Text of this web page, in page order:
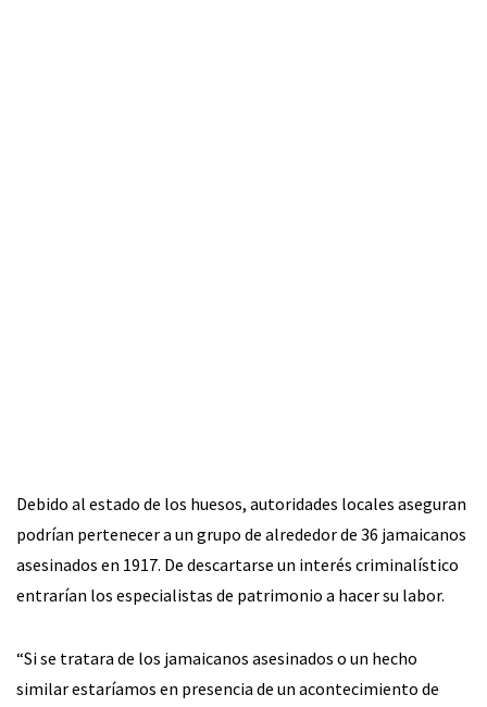
Debido al estado de los huesos, autoridades locales aseguran
podrían pertenecer a un grupo de alrededor de 36 jamaicanos
asesinados en 1917. De descartarse un interés criminalístico
entrarían los especialistas de patrimonio a hacer su labor.
“Si se tratara de los jamaicanos asesinados o un hecho
similar estaríamos en presencia de un acontecimiento de